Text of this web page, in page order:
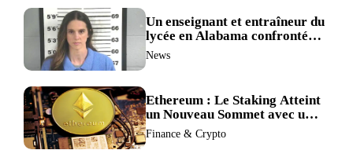
Un enseignant et entraîneur du
lycée en Alabama confronté
au divorce après avoir été
News
Ethereum : Le Staking Atteint
un Nouveau Sommet avec un
Verrouillage Accru des ETH
Finance & Crypto